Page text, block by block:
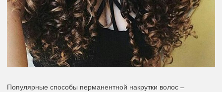
Популярные способы перманентной накрутки волос –